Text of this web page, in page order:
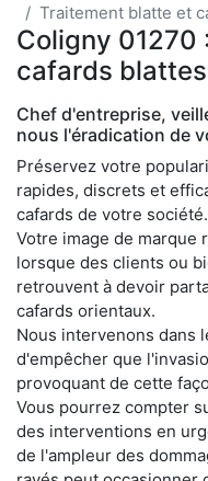
Traitement blatte et
Coligny 01270
cafards blattes
Chef d'entreprise,
nous l'éradication de
Préservez votre
rapides, discrets et
cafards de votre société.
Votre image de marque
lorsque des clients ou
retrouvent à devoir
cafards orientaux.
Nous intervenons dans
d'empêcher que
provoquant de cette
Vous pourrez compter
des interventions en
de l'ampleur des